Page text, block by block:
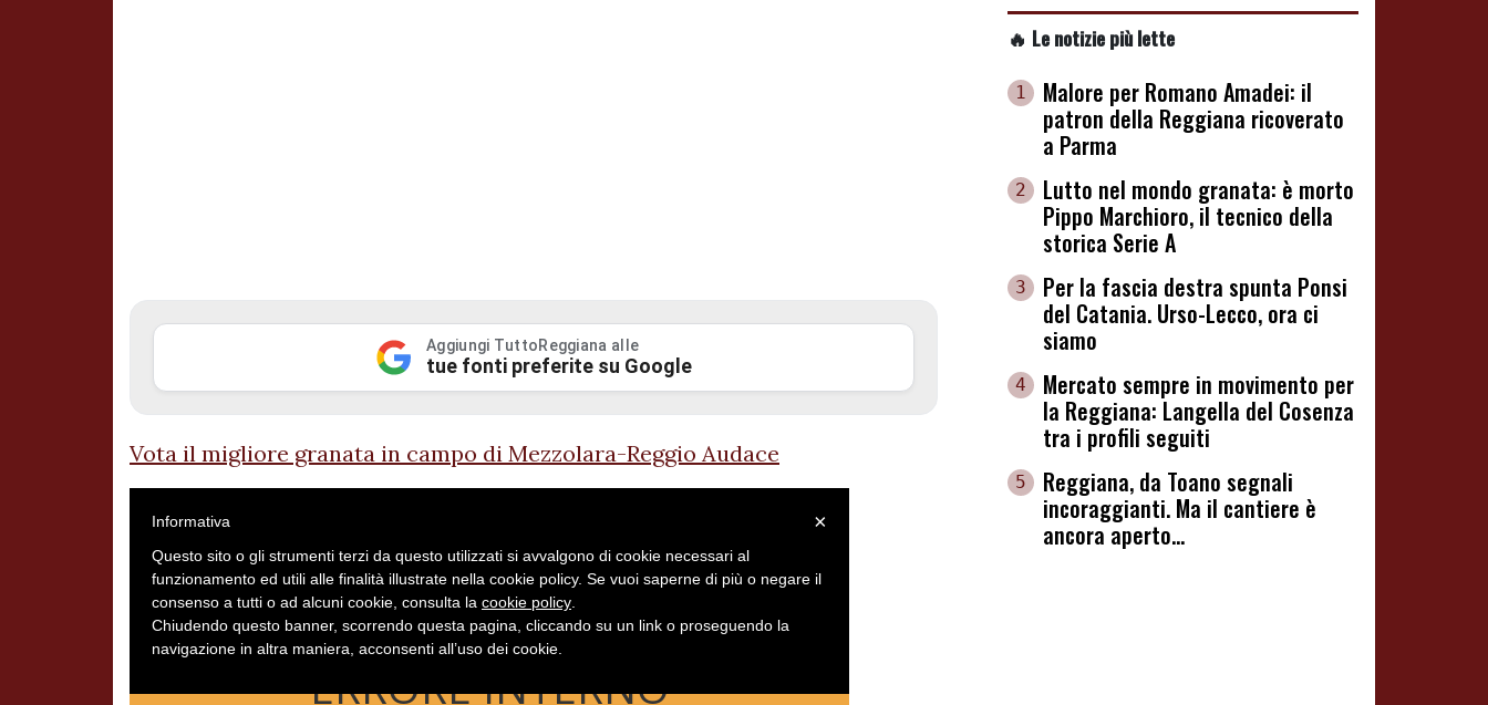
Aggiungi TuttoReggiana alle
tue fonti preferite su Google
Vota il migliore granata in campo di Mezzolara-Reggio Audace
🔥 Le notizie più lette
1
Malore per Romano Amadei: il
patron della Reggiana ricoverato
a Parma
2
Lutto nel mondo granata: è morto
Pippo Marchioro, il tecnico della
storica Serie A
3
Per la fascia destra spunta Ponsi
del Catania. Urso-Lecco, ora ci
siamo
4
Mercato sempre in movimento per
la Reggiana: Langella del Cosenza
tra i profili seguiti
5
Reggiana, da Toano segnali
incoraggianti. Ma il cantiere è
ancora aperto...